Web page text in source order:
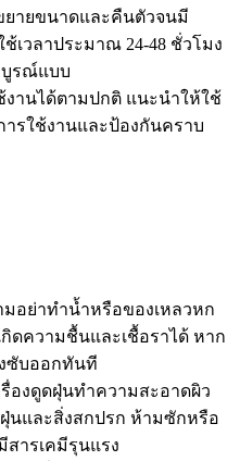
ายขนาดและคืนตัวจนมี
เวลาประมาณ 24-48 ชั่วโมง
บูรณ์แบบ
านได้ตามปกติ แนะนำให้ใช้
ารใช้งานและป้องกันคราบ
มอย่าทำน้ำหรือของเหลวหก
ดความชื้นและเชื้อราได้ หาก
ซับออกทันที
รื่องดูดฝุ่นทำความสะอาดผิว
นและสิ่งสกปรก ห้ามซักหรือ
ารเคมีรุนแรง